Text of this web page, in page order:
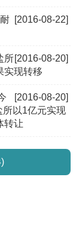
[2016-08-22]
[2016-08-20]
所
实现转移
[2016-08-20]
所以1亿元实现
转让